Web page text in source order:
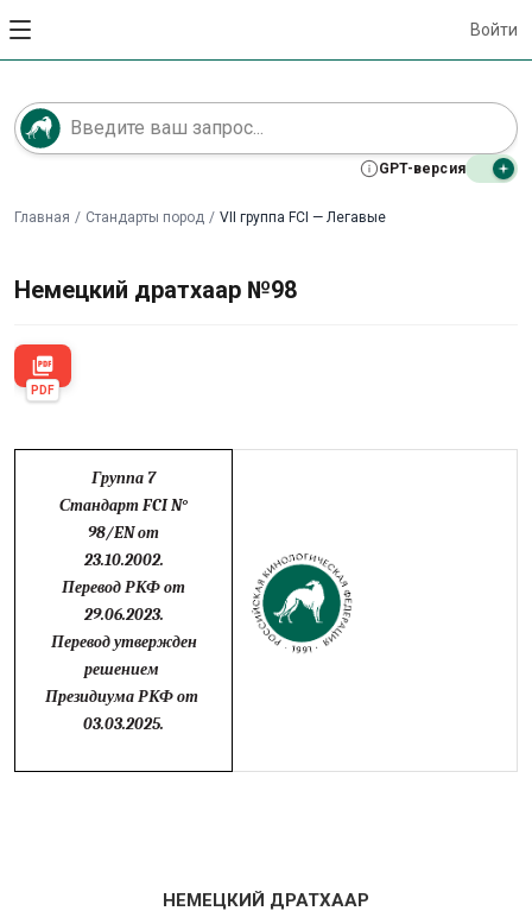
Войти
GPT-версия
Главная / Стандарты пород / VII группа FCI — Легавые
Немецкий дратхаар №98
picture_as_pdf
PDF
Группа 7
Стандарт FCI N°
98/EN от
23.10.2002.
Перевод РКФ от
29.06.2023.
Перевод утвержден
решением
Президиума РКФот
03.03.2025.
НЕМЕЦКИЙ ДРАТХААР